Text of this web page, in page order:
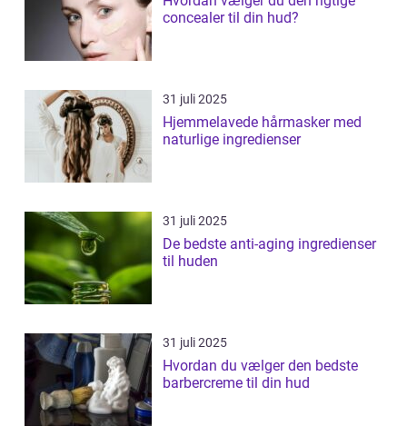
concealer til din hud?
31 juli 2025
Hjemmelavede hårmasker med
naturlige ingredienser
31 juli 2025
De bedste anti-aging ingredienser
til huden
31 juli 2025
Hvordan du vælger den bedste
barbercreme til din hud